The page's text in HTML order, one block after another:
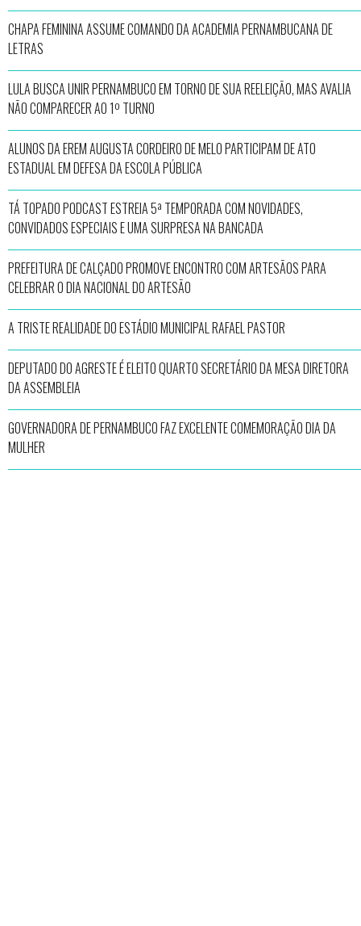
CHAPA FEMININA ASSUME COMANDO DA ACADEMIA PERNAMBUCANA DE
LETRAS
LULA BUSCA UNIR PERNAMBUCO EM TORNO DE SUA REELEIÇÃO, MAS AVALIA
NÃO COMPARECER AO 1º TURNO
ALUNOS DA EREM AUGUSTA CORDEIRO DE MELO PARTICIPAM DE ATO
ESTADUAL EM DEFESA DA ESCOLA PÚBLICA
TÁ TOPADO PODCAST ESTREIA 5ª TEMPORADA COM NOVIDADES,
CONVIDADOS ESPECIAIS E UMA SURPRESA NA BANCADA
PREFEITURA DE CALÇADO PROMOVE ENCONTRO COM ARTESÃOS PARA
CELEBRAR O DIA NACIONAL DO ARTESÃO
A TRISTE REALIDADE DO ESTÁDIO MUNICIPAL RAFAEL PASTOR
DEPUTADO DO AGRESTE É ELEITO QUARTO SECRETÁRIO DA MESA DIRETORA
DA ASSEMBLEIA
GOVERNADORA DE PERNAMBUCO FAZ EXCELENTE COMEMORAÇÃO DIA DA
MULHER